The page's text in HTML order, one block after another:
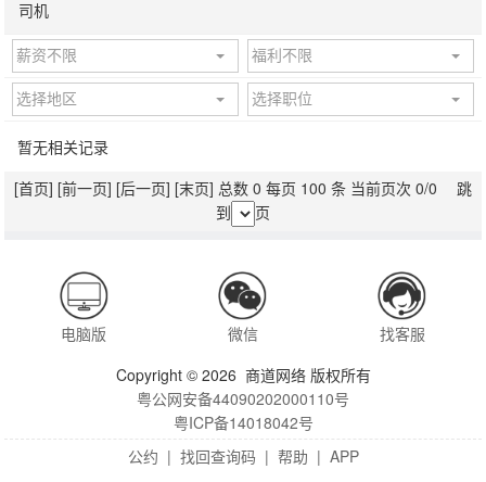
司机
薪资不限 福利不限
选择地区 选择职位
暂无相关记录
[首页] [前一页] [后一页] [末页] 总数 0 每页 100 条 当前页次 0/0 跳
到
页
电脑版 微信
找客服
Copyright © 2026 商道网络 版权所有
粤公网安备44090202000110号
粤ICP备14018042号
公约 | 找回查询码 | 帮助 | APP